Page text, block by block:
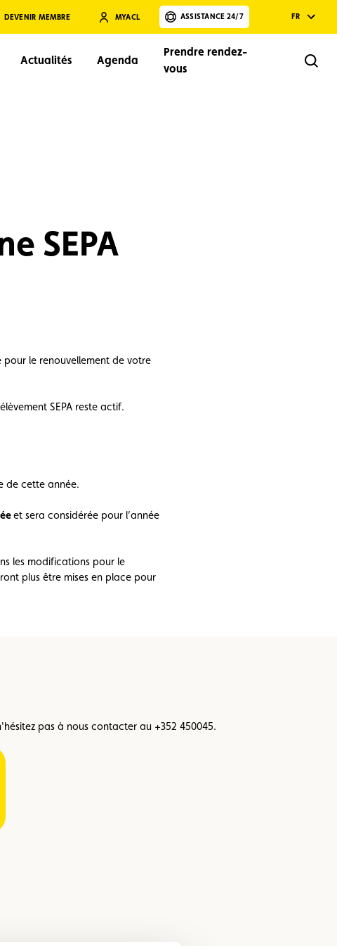
DEVENIR MEMBRE MYACL ASSISTANCE 24/7 FR
Actualités Agenda
Prendre rendez-
vous
SEPA
pour le renouvellement de votre
SEPA reste actif.
de cette année.
et sera considérée pour l’année
les modifications pour le
plus être mises en place pour
pas à nous contacter au +352 450045.